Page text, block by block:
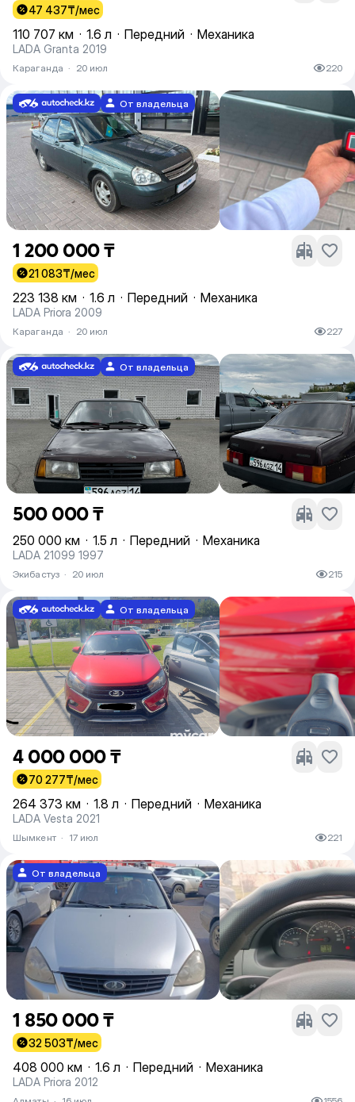
47 437₸/мес
110 707 км · 1.6 л · Передний · Механика
LADA Granta 2019
Караганда · 20 июл 220
От владельца
1 200 000 ₸
21 083₸/мес
223 138 км · 1.6 л · Передний · Механика
LADA Priora 2009
Караганда · 20 июл 227
От владельца
500 000 ₸
250 000 км · 1.5 л · Передний · Механика
LADA 21099 1997
Экибастуз · 20 июл 215
От владельца
4 000 000 ₸
70 277₸/мес
264 373 км · 1.8 л · Передний · Механика
LADA Vesta 2021
Шымкент · 17 июл 221
От владельца
1 850 000 ₸
32 503₸/мес
408 000 км · 1.6 л · Передний · Механика
LADA Priora 2012